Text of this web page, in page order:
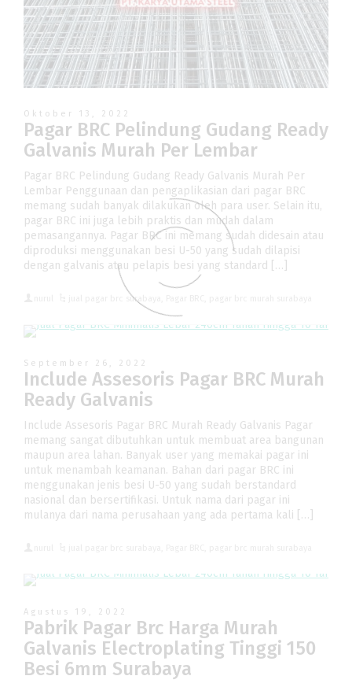
Oktober 13, 2022
Pagar BRC Pelindung Gudang Ready
Galvanis Murah Per Lembar
Pagar BRC Pelindung Gudang Ready Galvanis Murah Per
Lembar Penggunaan dan pengaplikasian dari pagar BRC
memang sudah banyak dilakukan oleh para user. Selain itu,
pagar BRC ini juga lebih praktis dan mudah dalam
pemasangannya. Pagar BRC ini memang sudah didesain atau
diproduksi menggunakan besi U-50 yang sudah dilapisi
dengan galvanis atau pelapis besi yang standard […]
jual pagar brc surabaya
September 26, 2022
Include Assesoris Pagar BRC Murah
Ready Galvanis
Include Assesoris Pagar BRC Murah Ready Galvanis Pagar
memang sangat dibutuhkan untuk membuat area bangunan
maupun area lahan. Banyak user yang memakai pagar ini
untuk menambah keamanan. Bahan dari pagar BRC ini
menggunakan jenis besi U-50 yang sudah berstandard
nasional dan bersertifikasi. Untuk nama dari pagar ini
mulanya dari nama perusahaan yang ada pertama kali […]
Agustus 19, 2022
Pabrik Pagar Brc Harga Murah
Galvanis Electroplating Tinggi 150
Besi 6mm Surabaya